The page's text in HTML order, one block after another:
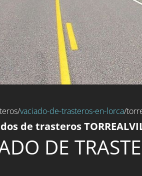
/vaciado-de-trasteros-en-lorca/
de trasteros
DE